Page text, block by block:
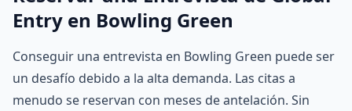
Entry en Bowling Green
Conseguir una entrevista en Bowling Green puede ser
un desafío debido a la alta demanda. Las citas a
menudo se reservan con meses de antelación. Sin